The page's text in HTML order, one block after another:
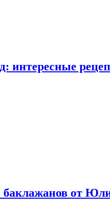
интересные
баклажанов от